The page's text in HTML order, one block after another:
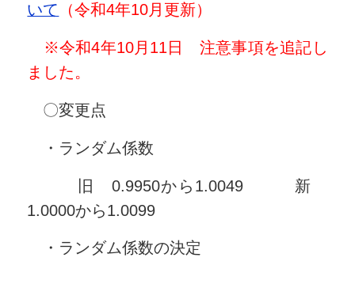
いて
（令和4年10月更新）
※令和4年10月11日 注意事項を追記し
ました。
〇変更点
・ランダム係数
旧 0.9950から1.0049 新
1.0000から1.0099
・ランダム係数の決定